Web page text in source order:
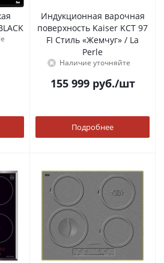
Индукционная варочная
поверхность Kaiser KCT 97
FI Стиль «Жемчуг» / La
Perle
Наличие уточняйте
155 999руб./шт
Подробнее